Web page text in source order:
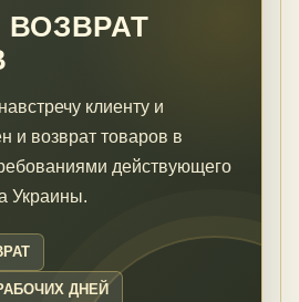
клиенту и
и возврат товаров в
действующего
Украины.
ДНЕЙ